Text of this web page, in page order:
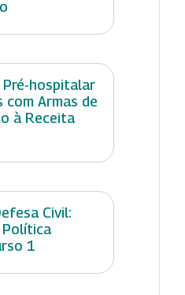
hospitalar
com Armas de
à Receita
Civil:
1